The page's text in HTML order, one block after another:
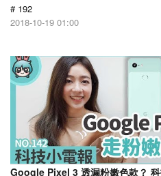
# 192
2018-10-19 01:00
Google Pixel 3 透漏粉嫩色款？